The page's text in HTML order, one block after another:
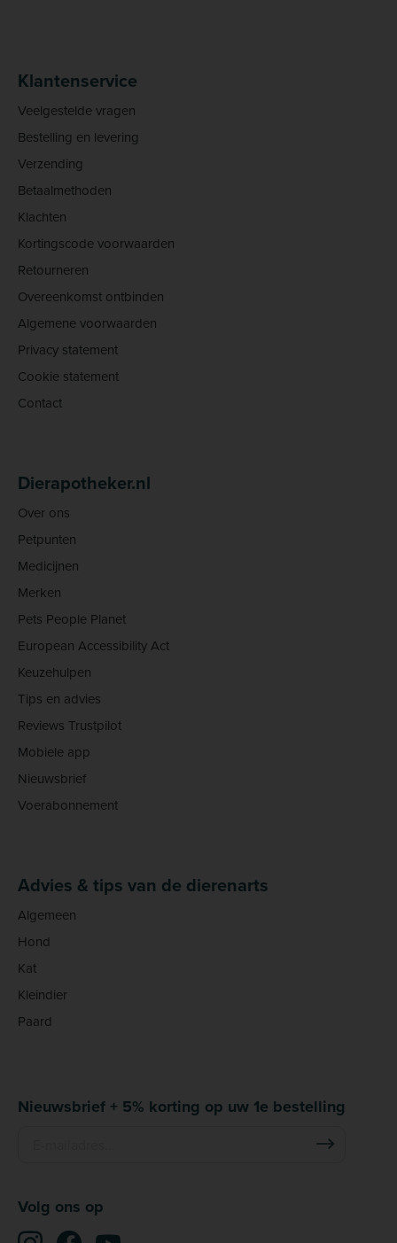
Klantenservice
Veelgestelde vragen
Bestelling en levering
Verzending
Betaalmethoden
Klachten
Kortingscode voorwaarden
Retourneren
Overeenkomst ontbinden
Algemene voorwaarden
Privacy statement
Cookie statement
Contact
Dierapotheker.nl
Over ons
Petpunten
Medicijnen
Merken
Pets People Planet
European Accessibility Act
Keuzehulpen
Tips en advies
Reviews Trustpilot
Mobiele app
Nieuwsbrief
Voerabonnement
Advies & tips van de dierenarts
Algemeen
Hond
Kat
Kleindier
Paard
Nieuwsbrief + 5% korting op uw 1e bestelling
Volg ons op